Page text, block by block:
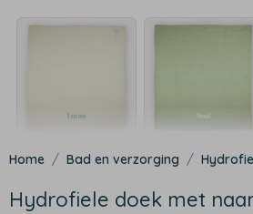
Bad en verzorging
Hydrofiele doek met